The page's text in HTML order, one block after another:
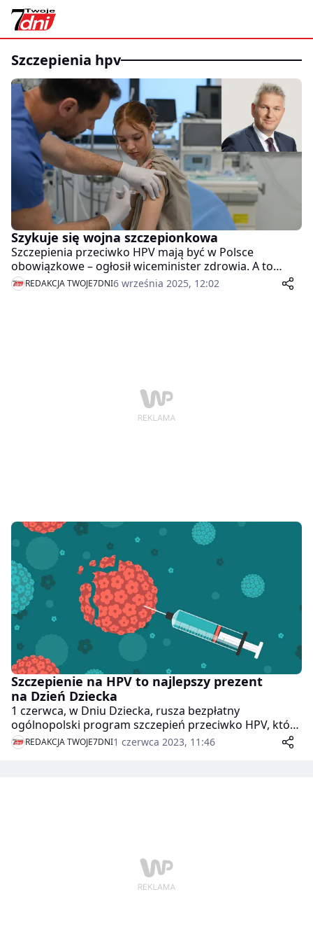
szczepienia hpv
Szykuje się wojna szczepionkowa
Szczepienia przeciwko HPV mają być w Polsce
obowiązkowe – ogłosił wiceminister zdrowia. A to
oznacza, że czeka nas kolejna walka z
antyszczepionkowcami.
REDAKCJA TWOJE7DNI6 września 2025, 12:02
Szczepienie na HPV to najlepszy prezent
na Dzień Dziecka
1 czerwca, w Dniu Dziecka, rusza bezpłatny
ogólnopolski program szczepień przeciwko HPV, który
obejmuje dziewczynki i chłopców w wieku 12 i 13 lat –
w sumie ponad 700 tys. dzieci. Polska w końcu
REDAKCJA TWOJE7DNI1 czerwca 2023, 11:46